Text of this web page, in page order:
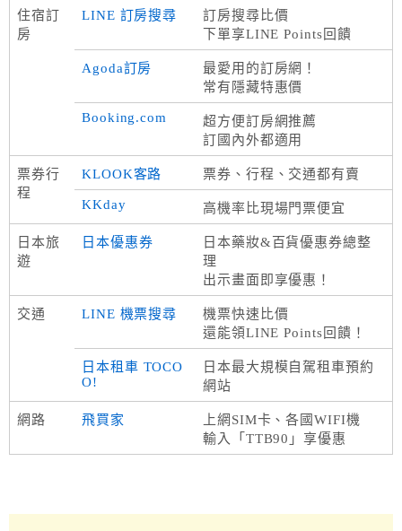
住宿訂
房
LINE 訂房搜尋
訂房搜尋比價
下單享LINE Points回饋
Agoda訂房
最愛用的訂房網！
常有隱藏特惠價
Booking.com
超方便訂房網推薦
訂國內外都適用
票券行
程
KLOOK客路 票券、行程、交通都有賣
KKday 高機率比現場門票便宜
日本旅
遊
日本優惠券
日本藥妝&百貨優惠券總整
理
出示畫面即享優惠！
交通 LINE 機票搜尋
機票快速比價
還能領LINE Points回饋！
日本租車 TOCO
O!
日本最大規模自駕租車預約
網站
網路 飛買家
上網SIM卡、各國WIFI機
輸入「TTB90」享優惠